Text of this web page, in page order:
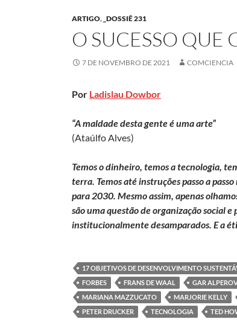
ARTIGO, _DOSSIÊ 231
O SUCESSO QUE
7 DE NOVEMBRO DE 2021 COMCIENCIA
Por Ladislau Dowbor
“A maldade desta gente é uma arte”
(Ataúlfo Alves)
Temos o dinheiro, temos a tecnologia,
terra. Temos até instruções passo a
para 2030. Mesmo assim, apenas
são uma questão de organização social
institucionalmente desamparados. E a
17 OBJETIVOS DE DESENVOLVIMENTO
FORBES
FRANS DE WAAL GAR
MARIANA MAZZUCATO
MARJORIE KELLY
PETER DRUCKER
TECNOLOGIA TED